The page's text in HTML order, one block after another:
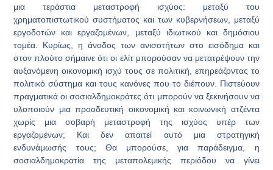
μια τεράστια μεταστροφή ισχύος: μεταξύ του
χρηματοπιστωτικού συστήματος και των κυβερνήσεων, μεταξύ
εργοδοτών και εργαζομένων, μεταξύ ιδιωτικού και δημόσιου
τομέα. Κυρίως, η άνοδος των ανισοτήτων στο εισόδημα και
στον πλούτο σήμαινε ότι οι ελίτ μπορούσαν να μετατρέψουν την
αυξανόμενη οικονομική ισχύ τους σε πολιτική, επηρεάζοντας το
πολιτικό σύστημα και τους κανόνες που το διέπουν. Πιστεύουν
πραγματικά οι σοσιαλδημοκράτες ότι μπορούν να ξεκινήσουν να
υλοποιούν μια προοδευτική οικονομική και κοινωνική ατζέντα
χωρίς μια σοβαρή μεταστροφή της ισχύος υπέρ των
εργαζομένων; Και δεν απαιτεί αυτό μια στρατηγική
ενδυνάμωσής τους; Θα μπορούσε, για παράδειγμα, η
σοσιαλδημοκρατία της μεταπολεμικής περιόδου να γίνει